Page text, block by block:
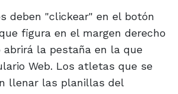
deben "clickear" en el botón
figura en el margen derecho
abrirá la pestaña en la que
Web. Los atletas que se
llenar las planillas del